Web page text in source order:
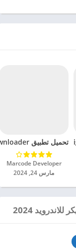
تحميل تطبيق mp4 video downloader مهكر للاندرويد 2024
Marcode Developer‏
مارس 24, 2024